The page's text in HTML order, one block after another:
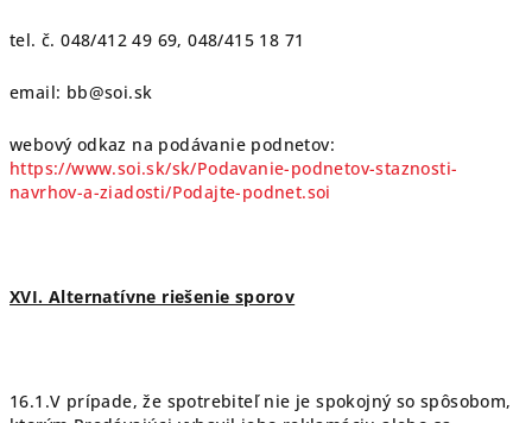
tel. č. 048/412 49 69, 048/415 18 71
email: bb@soi.sk
webový odkaz na podávanie podnetov:
https://www.soi.sk/sk/Podavanie-podnetov-staznosti-
navrhov-a-ziadosti/Podajte-podnet.soi
XVI. Alternatívne riešenie sporov
16.1.V prípade, že spotrebiteľ nie je spokojný so spôsobom,